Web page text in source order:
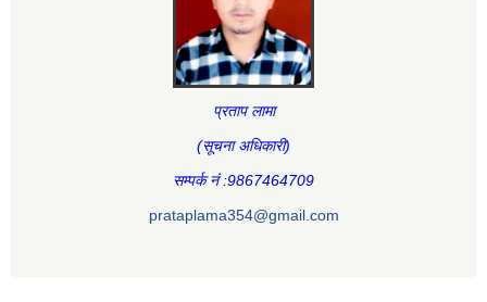
प्रताप लामा
(सूचना अधिकारी)
सम्पर्क नं :9867464709
prataplama354@gmail.com